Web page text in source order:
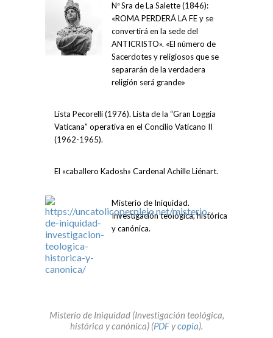
Nª Sra de La Salette (1846):
«ROMA PERDERÁ LA FE y se
convertirá en la sede del
ANTICRISTO». «El número de
Sacerdotes y religiosos que se
separarán de la verdadera
religión será grande»
Lista Pecorelli (1976). Lista de la “Gran Loggia
Vaticana” operativa en el Concilio Vaticano II
(1962-1965).
El «caballero Kadosh» Cardenal Achille Liénart.
Misterio de Iniquidad.
Investigación teológica, histórica
y canónica.
Misterio de Iniquidad (Investigación teológica,
histórica y canónica) (PDFycopia).